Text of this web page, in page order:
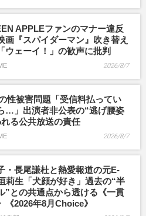
APPLEファンのマナー違反
画『スパイダーマン』吹き替え
ウェーイ！」の歓声に批判
2026/8/7
性被害問題「受信料払ってい
…」出演者非公表の“逃げ腰姿
る公共放送の責任
2026/8/7
・長尾謙杜と熱愛報道の元E-
莉生「犬顔が好き」過去の“半
”との共通点から透ける《一貫
《2026年8月Choice》